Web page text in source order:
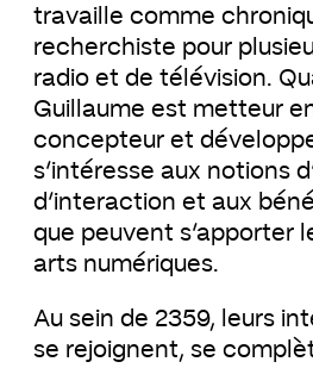
travaille comme
recherchiste pour
radio et de télévision.
Guillaume est metteur
concepteur et
s’intéresse aux notions
d’interaction et aux
que peuvent s’apporter
arts numériques.
Au sein de 2359, leurs
se rejoignent, se